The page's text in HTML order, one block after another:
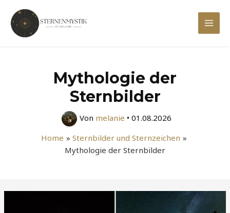
Inhalt
springen
Main
Mythologie der
Sternbilder
Von melanie • 01.08.2026
Home
Sternbilder und Sternzeichen
Mythologie der Sternbilder